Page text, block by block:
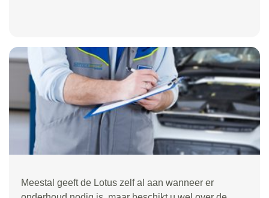
Meestal geeft de Lotus zelf al aan wanneer er